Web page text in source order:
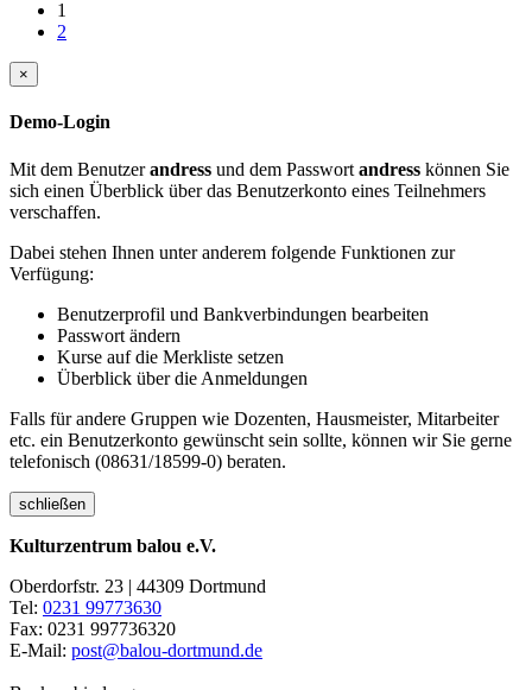
1
2
×
Demo-Login
Mit dem Benutzerandress und dem Passwort andress können Sie
sich einen Überblick über das Benutzerkonto eines Teilnehmers
verschaffen.
Dabei stehen Ihnen unter anderem folgende Funktionen zur
Verfügung:
Benutzerprofil und Bankverbindungen bearbeiten
Passwort ändern
Kurse auf die Merkliste setzen
Überblick über die Anmeldungen
Falls für andere Gruppen wie Dozenten, Hausmeister, Mitarbeiter
etc. ein Benutzerkonto gewünscht sein sollte, können wir Sie gerne
telefonisch (08631/18599-0) beraten.
schließen
Kulturzentrum balou e.V.
Oberdorfstr. 23 | 44309 Dortmund
Tel: 0231 99773630
Fax: 0231 997736320
E-Mail: post@balou-dortmund.de